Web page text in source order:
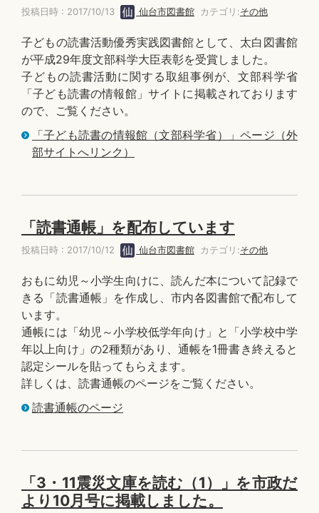
投稿日時 : 2017/10/13 仙台市図書館 カテゴリ:その他
子どもの読書活動優秀実践図書館として、太白図書館
が平成29年度文部科学大臣表彰を受賞しました。
子どもの読書活動に関する取組事例が、文部科学省
「子ども読書の情報館」サイトに掲載されております
ので、ご覧ください。
「子ども読書の情報館（文部科学省）」ページ（外
部サイトへリンク）
「読書通帳」を配布しています
投稿日時 : 2017/10/12 仙台市図書館 カテゴリ:その他
おもに幼児～小学生向けに、読んだ本について記録で
きる「読書通帳」を作成し、市内各図書館で配布して
います。
通帳には「幼児～小学校低学年向け」と「小学校中学
年以上向け」の2種類があり、通帳を1冊書き終えると
認定シールを貼ってもらえます。
詳しくは、読書通帳のページをご覧ください。
読書通帳のページ
「3・11震災文庫を読む（1）」を市政だ
より10月号に掲載しました。